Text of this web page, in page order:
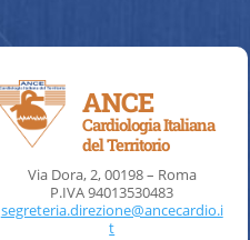
ANCE
Cardiologia Italiana
del Territorio
Via Dora, 2, 00198 – Roma
P.IVA 94013530483
segreteria.direzione@ancecardio.i
t